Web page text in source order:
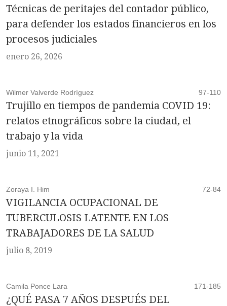
Técnicas de peritajes del contador público,
para defender los estados financieros en los
procesos judiciales
enero 26, 2026
Wilmer Valverde Rodríguez 97-110
Trujillo en tiempos de pandemia COVID 19:
relatos etnográficos sobre la ciudad, el
trabajo y la vida
junio 11, 2021
Zoraya I. Him 72-84
VIGILANCIA OCUPACIONAL DE
TUBERCULOSIS LATENTE EN LOS
TRABAJADORES DE LA SALUD
julio 8, 2019
Camila Ponce Lara 171-185
¿QUÉ PASA 7 AÑOS DESPUÉS DEL